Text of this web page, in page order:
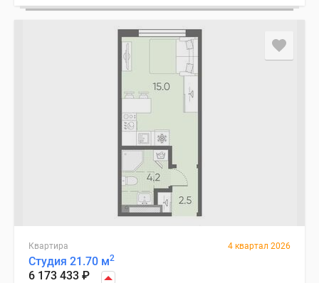
Квартира 4 квартал 2026
Студия 21.70 м2
6 173 433 ₽